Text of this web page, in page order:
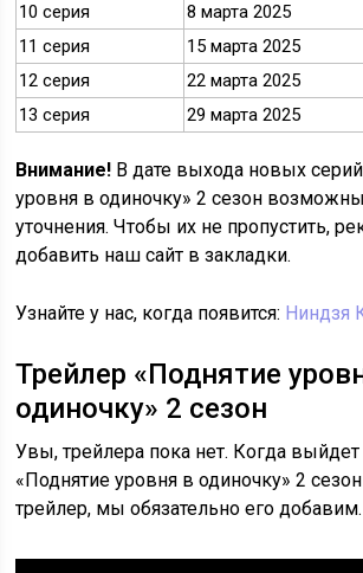
10 серия
8 марта 2025
11 серия
15 марта 2025
12 серия
22 марта 2025
13 серия
29 марта 2025
Внимание! В дате выхода новых
уровня в одиночку» 2 сезон
уточнения. Чтобы их не пропустить,
добавить наш сайт в закладки.
Узнайте у нас, когда появится: Ниндзя
Трейлер «Поднятие
одиночку» 2 сезон
Увы, трейлера пока нет. Когда
«Поднятие уровня в одиночку» 2
трейлер, мы обязательно его добавим.